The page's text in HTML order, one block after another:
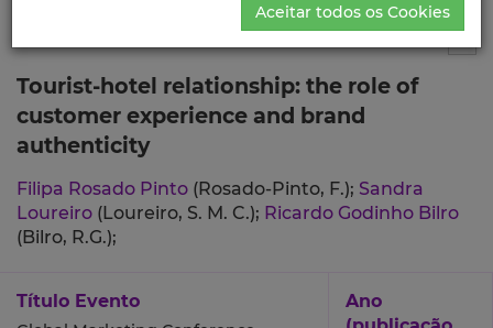
Tourist-hotel relationship: the role of
customer experience and brand
authenticity
Filipa Rosado Pinto (Rosado-Pinto, F.); Sandra
Loureiro (Loureiro, S. M. C.); Ricardo Godinho Bilro
(Bilro, R.G.);
Título Evento
Ano
Aceitar todos os Cookies